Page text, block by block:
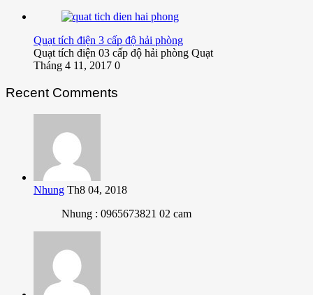
Quạt tích điện 3 cấp độ hải phòng
Quạt tích điện 03 cấp độ hải phòng Quạt
Tháng 4 11, 2017 0
Recent Comments
Nhung Th8 04, 2018
Nhung : 0965673821 02 cam